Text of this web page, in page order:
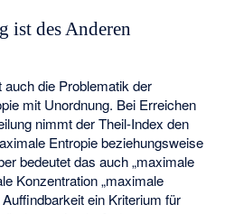
ist des Anderen
die Problematik der
mit Unordnung. Bei Erreichen
nimmt der Theil-Index den
Entropie beziehungsweise
bedeutet das auch „maximale
Konzentration „maximale
ein Kriterium für